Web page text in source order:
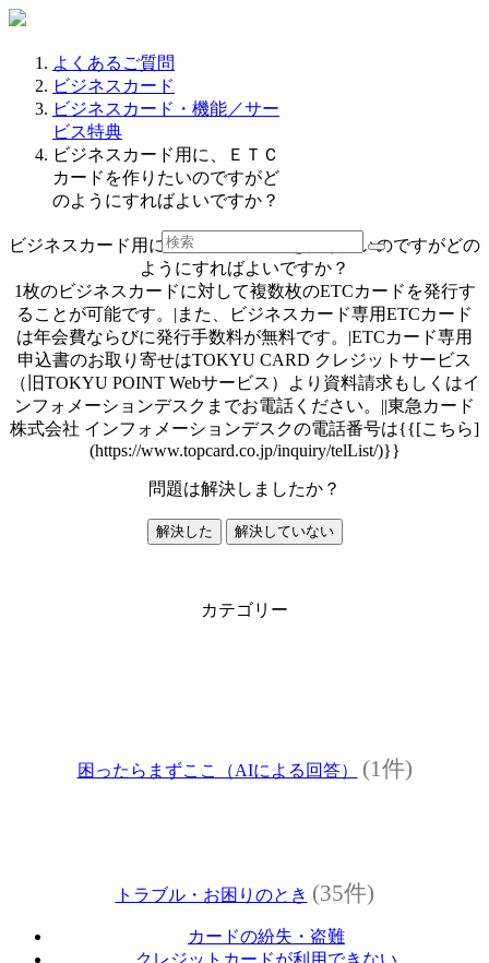
よくあるご質問
ビジネスカード
ビジネスカード・機能／サー
ビス特典
ビジネスカード用に、ＥＴＣ
カードを作りたいのですがど
のようにすればよいですか？
ビジネスカード用に、ＥＴＣカードを作りたいのですがどの
ようにすればよいですか？
1枚のビジネスカードに対して複数枚のETCカードを発行す
ることが可能です。|また、ビジネスカード専用ETCカード
は年会費ならびに発行手数料が無料です。|ETCカード専用
申込書のお取り寄せはTOKYU CARD クレジットサービス
（旧TOKYU POINT Webサービス）より資料請求もしくはイ
ンフォメーションデスクまでお電話ください。||東急カード
株式会社 インフォメーションデスクの電話番号は{{[こちら]
(https://www.topcard.co.jp/inquiry/telList/)}}
問題は解決しましたか？
解決した 解決していない
カテゴリー
困ったらまずここ（AIによる回答） (1件)
トラブル・お困りのとき (35件)
カードの紛失・盗難
クレジットカードが利用できない